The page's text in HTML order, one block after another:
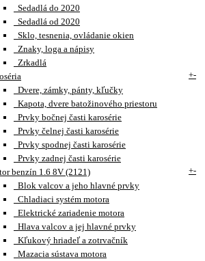
Sedadlá do 2020
Sedadlá od 2020
Sklo, tesnenia, ovládanie okien
Znaky, loga a nápisy
Zrkadlá
+-
Dvere, zámky, pánty, kľučky
Kapota, dvere batožinového priestoru
Prvky bočnej časti karosérie
Prvky čelnej časti karosérie
Prvky spodnej časti karosérie
Prvky zadnej časti karosérie
benzín 1.6 8V (2121)
+-
Blok valcov a jeho hlavné prvky
Chladiaci systém motora
Elektrické zariadenie motora
Hlava valcov a jej hlavné prvky
Kľukový hriadeľ a zotrvačník
Mazacia sústava motora